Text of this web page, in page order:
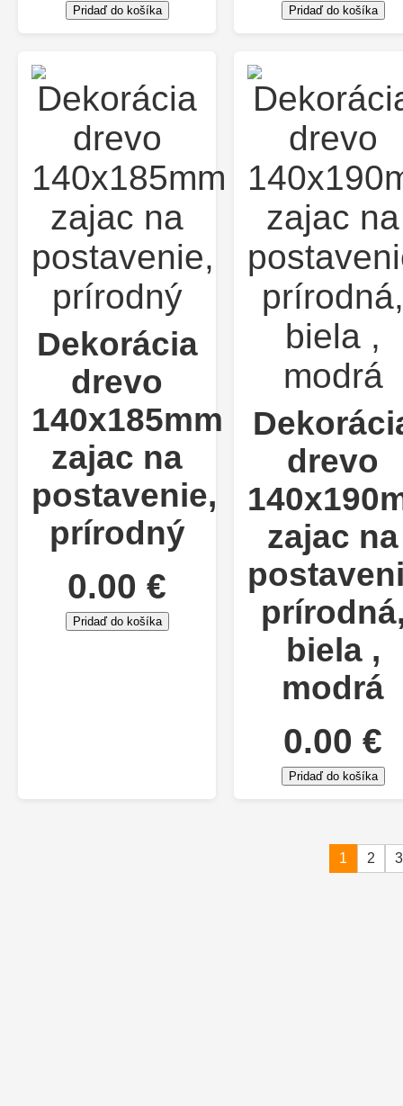
Pridaď do košíka Pridaď do košíka
Dekorácia
drevo
140x185mm
zajac na
postavenie,
prírodný
0.00 €
Pridaď do košíka
drevo
zajac na
biela ,
modrá
0.00 €
Pridaď do košíka
1 2 3